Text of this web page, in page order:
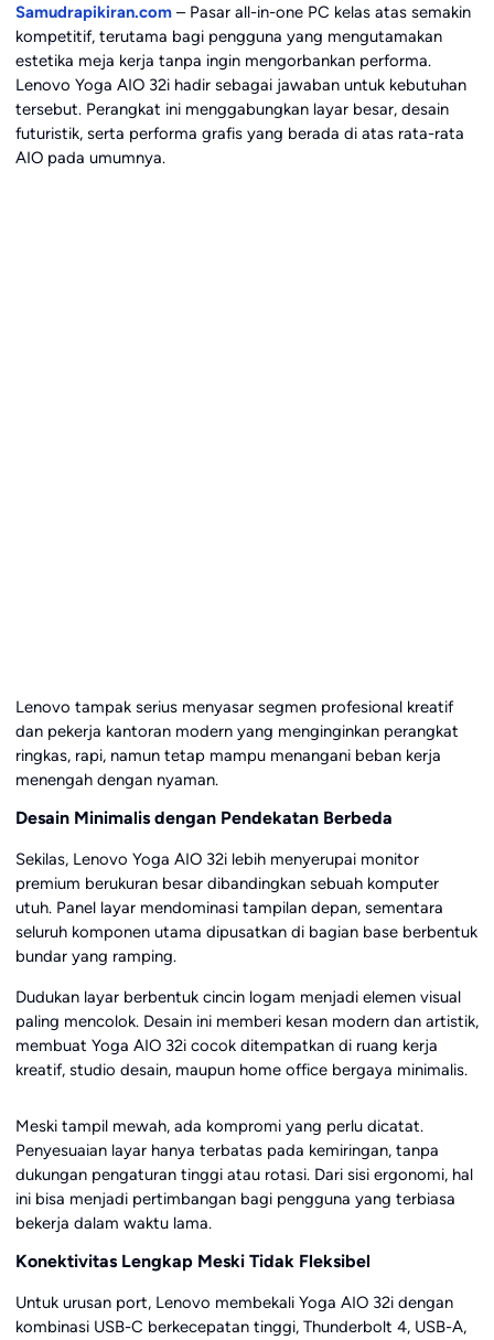
Samudrapikiran.com– Pasar all-in-one PC kelas atas semakin
kompetitif, terutama bagi pengguna yang mengutamakan
estetika meja kerja tanpa ingin mengorbankan performa.
Lenovo Yoga AIO 32i hadir sebagai jawaban untuk kebutuhan
tersebut. Perangkat ini menggabungkan layar besar, desain
futuristik, serta performa grafis yang berada di atas rata-rata
AIO pada umumnya.
Lenovo tampak serius menyasar segmen profesional kreatif
dan pekerja kantoran modern yang menginginkan perangkat
ringkas, rapi, namun tetap mampu menangani beban kerja
menengah dengan nyaman.
Desain Minimalis dengan Pendekatan Berbeda
Sekilas, Lenovo Yoga AIO 32i lebih menyerupai monitor
premium berukuran besar dibandingkan sebuah komputer
utuh. Panel layar mendominasi tampilan depan, sementara
seluruh komponen utama dipusatkan di bagian base berbentuk
bundar yang ramping.
Dudukan layar berbentuk cincin logam menjadi elemen visual
paling mencolok. Desain ini memberi kesan modern dan artistik,
membuat Yoga AIO 32i cocok ditempatkan di ruang kerja
kreatif, studio desain, maupun home office bergaya minimalis.
Meski tampil mewah, ada kompromi yang perlu dicatat.
Penyesuaian layar hanya terbatas pada kemiringan, tanpa
dukungan pengaturan tinggi atau rotasi. Dari sisi ergonomi, hal
ini bisa menjadi pertimbangan bagi pengguna yang terbiasa
bekerja dalam waktu lama.
Konektivitas Lengkap Meski Tidak Fleksibel
Untuk urusan port, Lenovo membekali Yoga AIO 32i dengan
kombinasi USB-C berkecepatan tinggi, Thunderbolt 4, USB-A,